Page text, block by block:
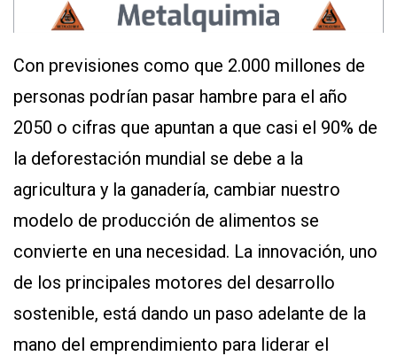
TÉRMINOS
POLÍTICAS
PRIVACIDAD
DEL
Con previsiones como que 2.000 millones de
personas podrían pasar hambre para el año
2050 o cifras que apuntan a que casi el 90% de
la deforestación mundial se debe a la
agricultura y la ganadería, cambiar nuestro
modelo de producción de alimentos se
convierte en una necesidad. La innovación, uno
de los principales motores del desarrollo
sostenible, está dando un paso adelante de la
mano del emprendimiento para liderar el